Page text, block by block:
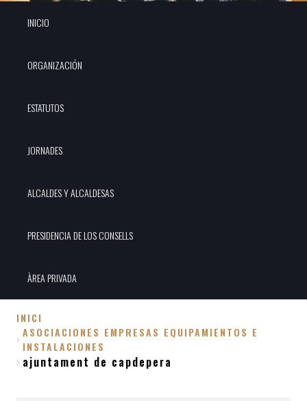
INICIO
ORGANIZACIÓN
ESTATUTOS
JORNADES
ALCALDES Y ALCALDESAS
PRESIDENCIA DE LOS CONSELLS
ÀREA PRIVADA
Sobrescribir
enlaces
INICI
ASOCIACIONES EMPRESAS EQUIPAMIENTOS E
INSTALACIONES
ajuntament de capdepera